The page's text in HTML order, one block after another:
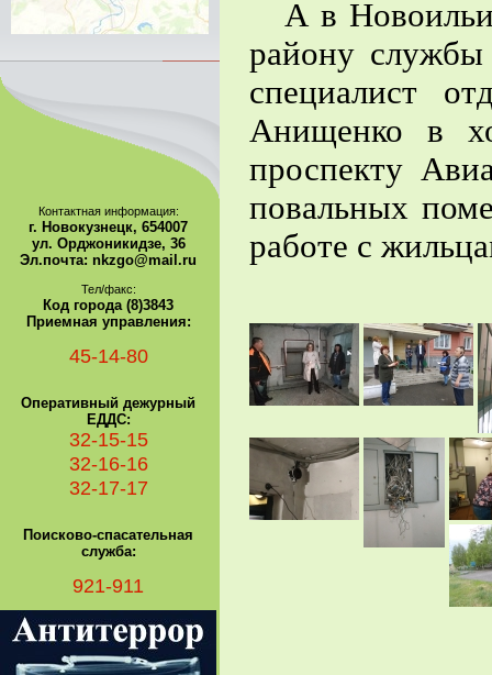
А в
району
специалист
Анищенко в
проспекту
повальных
работе с
Контактная информация:
г. Новокузнецк, 654007
ул. Орджоникидзе, 36
Эл.почта: nkzgo@mail.ru
Тел/факс:
Код города (8)3843
Приемная управления:
45-14-80
Оперативный дежурный
ЕДДС:
32-15-15
32-16-16
32-17-17
Поисково-спасательная
служба:
921-911